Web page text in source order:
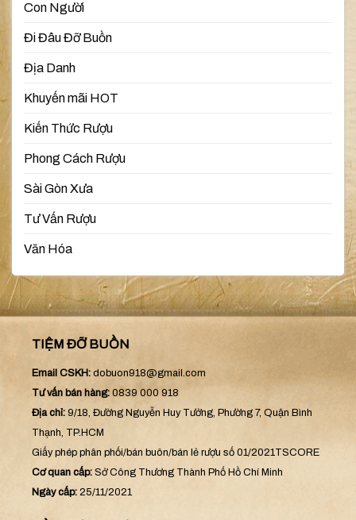
Con Người
Đi Đâu Đỡ Buồn
Địa Danh
Khuyến mãi HOT
Kiến Thức Rượu
Phong Cách Rượu
Sài Gòn Xưa
Tư Vấn Rượu
Văn Hóa
TIỆM ĐỠ BUỒN
Email CSKH: dobuon918@gmail.com
Tư vấn bán hàng: 0839 000 918
Địa chỉ: 9/18, Đường Nguyễn Huy Tưởng, Phường 7, Quận Bình
Thạnh, TP.HCM
Giấy phép phân phối/bán buôn/bán lẻ rượu số 01/2021TSCORE
Cơ quan cấp: Sở Công Thương Thành Phố Hồ Chí Minh
Ngày cấp: 25/11/2021